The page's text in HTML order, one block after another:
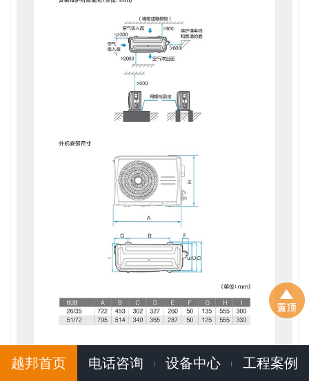
越邦首页 电话咨询 设备中心 工程案例